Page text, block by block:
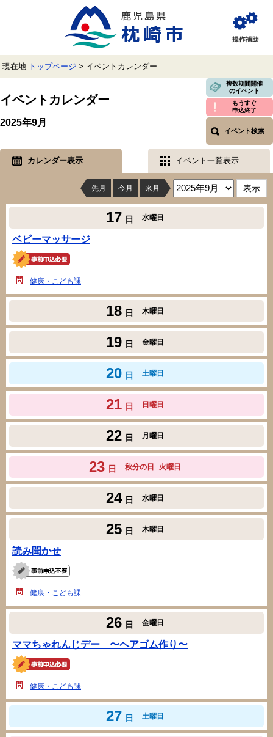
で
ば
本
へ
覧
補
現在地 トップページ > イベントカレンダー
イベントカレンダー
複数期間開催
のイベント
もうすぐ
申込終了
イベント検索
2025年9月
カレンダー表示 イベント一覧表示
先月 今月 来月
17 日 水曜日
ベビーマッサージ
健康・こども課
18 日 木曜日
19 日 金曜日
20 日 土曜日
21 日 日曜日
22 日 月曜日
23 日 秋分の日 火曜日
24 日 水曜日
25 日 木曜日
読み聞かせ
健康・こども課
26 日 金曜日
ママちゃれんじデー 〜ヘアゴム作り〜
健康・こども課
27 日 土曜日